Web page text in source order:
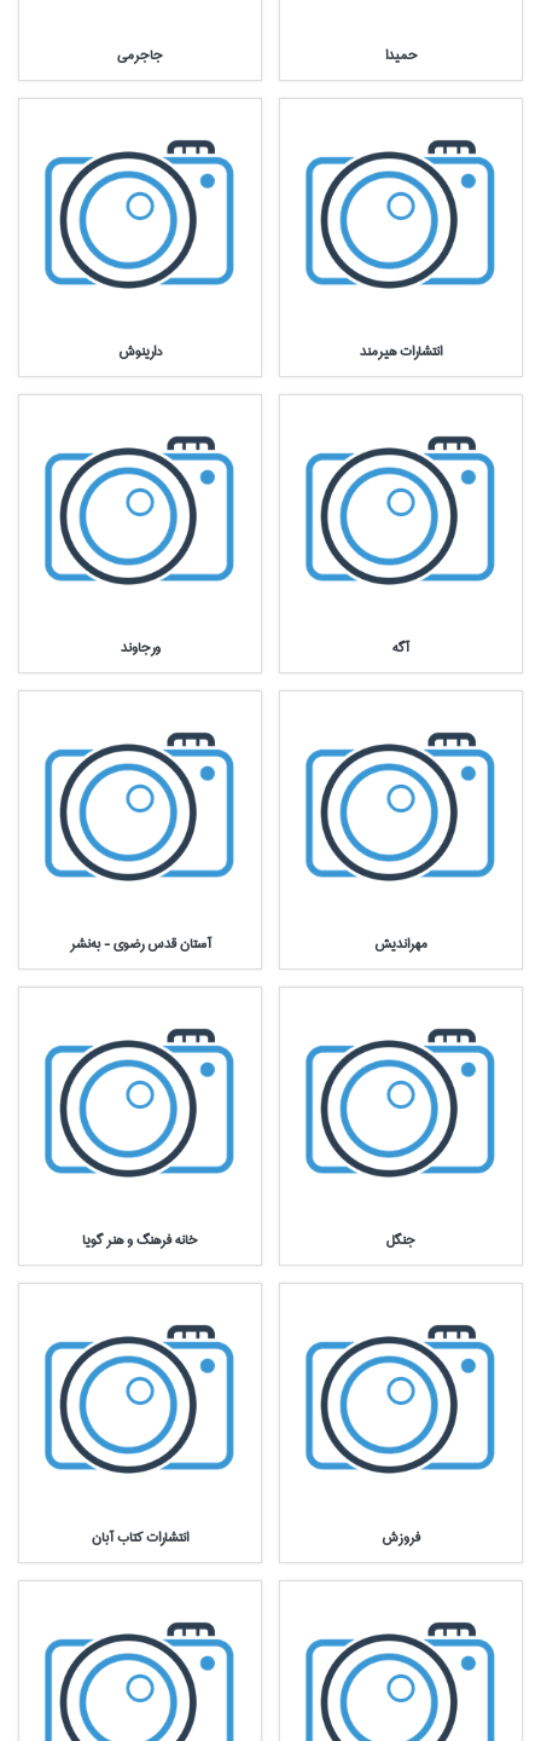
حميدا جاجرمي
انتشارات هيرمند دارينوش
آگه ورجاوند
مهرانديش آستان قدس رضوي - به‌نشر
جنگل خانه فرهنگ و هنر گويا
فروزش انتشارات كتاب آبان